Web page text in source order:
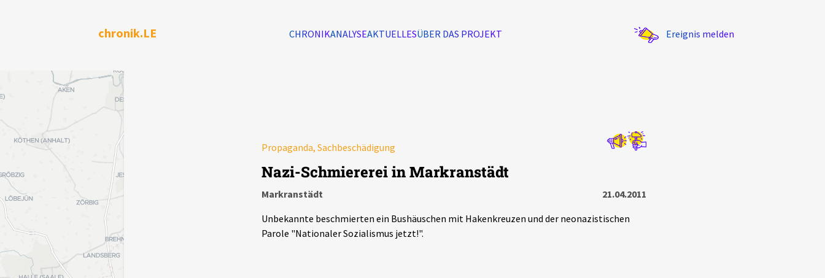
chronik.LE CHRONIKANALYSEAKTUELLESÜBER DAS PROJEKT Ereignis melden
Propaganda, Sachbeschädigung
Nazi-Schmiererei in Markranstädt
Markranstädt
21.04.2011
Unbekannte beschmierten ein Bushäuschen mit Hakenkreuzen und der neonazistischen
Parole "Nationaler Sozialismus jetzt!".
Ereignisse Statistik